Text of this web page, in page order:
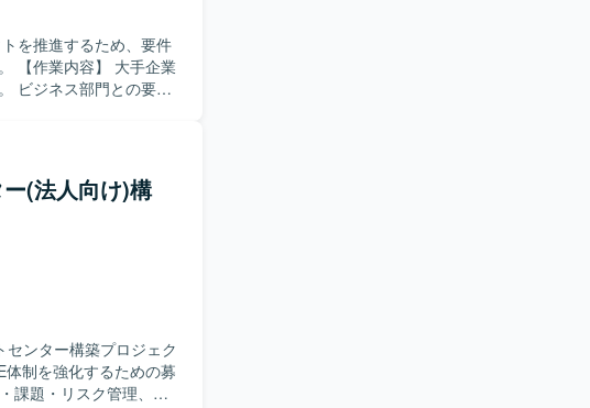
、保守までの幅広い
査・改善提案を通じ
す。 【開発環
ます。データベースに
ムワークとして
を推進するため、要件
ビジネス部門との要件
ーションや論点整理、
継続して関わってこら
、関係者へ分かりやす
システム担当者など多
整理し開発側へ適切
と開発側の双方に近
ーを通じて、システム
参画いただく場合は、
を通じてプロジェクト
(法人向け)構
センター構築プロジェク
制を強化するための募